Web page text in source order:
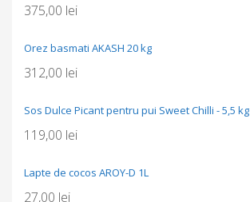
375,00 lei
Orez basmati AKASH 20 kg
312,00 lei
Sos Dulce Picant pentru pui Sweet Chilli - 5,5 kg
119,00 lei
Lapte de cocos AROY-D 1L
27,00 lei